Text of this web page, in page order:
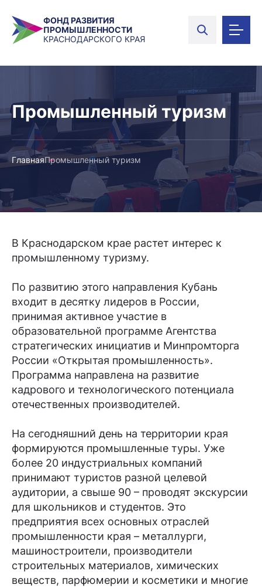
ФОНД РАЗВИТИЯ
ПРОМЫШЛЕННОСТИ
КРАСНОДАРСКОГО КРАЯ
Промышленный туризм
ГлавнаяПромышленный туризм
В Краснодарском крае растет интерес к
промышленному туризму.
По развитию этого направления Кубань
входит в десятку лидеров в России,
принимая активное участие в
образовательной программе Агентства
стратегических инициатив и Минпромторга
России «Открытая промышленность».
Программа направлена на развитие
кадрового и технологического потенциала
отечественных производителей.
На сегодняшний день на территории края
формируются промышленные туры. Уже
более 20 индустриальных компаний
принимают туристов разной целевой
аудитории, а свыше 90 – проводят экскурсии
для школьников и студентов. Это
предприятия всех основных отраслей
промышленности края – металлурги,
машиностроители, производители
строительных материалов, химических
веществ, парфюмерии и косметики и многие